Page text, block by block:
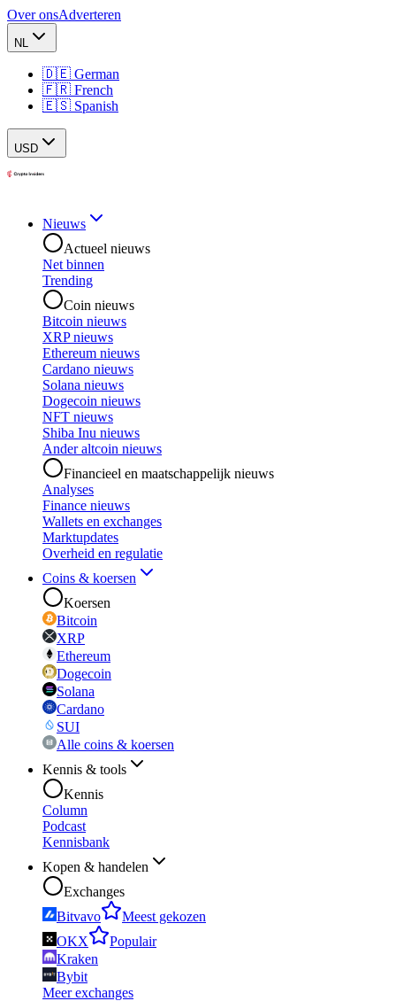
Over onsAdverteren
NL
🇩🇪 German
🇫🇷 French
🇪🇸 Spanish
USD
Nieuws
Actueel nieuws
Net binnen
Trending
Coin nieuws
Bitcoin nieuws
XRP nieuws
Ethereum nieuws
Cardano nieuws
Solana nieuws
Dogecoin nieuws
NFT nieuws
Shiba Inu nieuws
Ander altcoin nieuws
Financieel en maatschappelijk nieuws
Analyses
Finance nieuws
Wallets en exchanges
Marktupdates
Overheid en regulatie
Coins & koersen
Koersen
Bitcoin
XRP
Ethereum
Dogecoin
Solana
Cardano
SUI
Alle coins & koersen
Kennis & tools
Kennis
Column
Podcast
Kennisbank
Kopen & handelen
Exchanges
Bitvavo
Meest gekozen
OKX
Populair
Kraken
Bybit
Meer exchanges